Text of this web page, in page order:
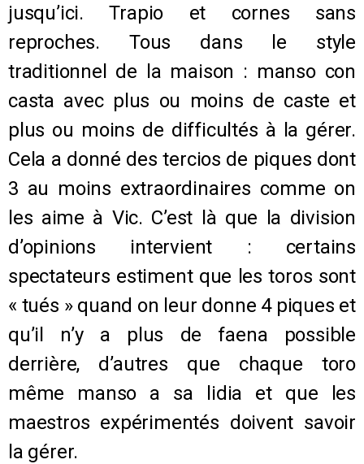
jusqu’ici. Trapio et cornes sans
reproches. Tous dans le style
traditionnel de la maison : manso con
casta avec plus ou moins de caste et
plus ou moins de difficultés à la gérer.
Cela a donné des tercios de piques dont
3 au moins extraordinaires comme on
les aime à Vic. C’est là que la division
d’opinions intervient : certains
spectateurs estiment que les toros sont
« tués » quand on leur donne 4 piques et
qu’il n’y a plus de faena possible
derrière, d’autres que chaque toro
même manso a sa lidia et que les
maestros expérimentés doivent savoir
la gérer.